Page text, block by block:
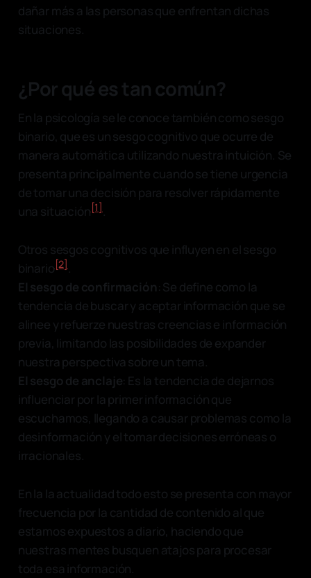
dañar más a las personas que enfrentan dichas
situaciones.
¿Por qué es tan común?
En la psicología se le conoce también como sesgo
binario, que es un sesgo cognitivo que ocurre de
manera automática utilizando nuestra intuición. Se
presenta principalmente cuando se tiene urgencia
de tomar una decisión para resolver rápidamente
una situación[1] .
Otros sesgos cognitivos que influyen en el sesgo
binario[2] .
El sesgo de confirmación: Se define como la
tendencia de buscar y aceptar información que se
alinee y refuerze nuestras creencias e información
previa, limitando las posibilidades de expander
nuestra perspectiva sobre un tema.
El sesgo de anclaje: Es la tendencia de dejarnos
influenciar por la primer información que
escuchamos, llegando a causar problemas como la
desinformación y el tomar decisiones erróneas o
irracionales.
En la la actualidad todo esto se presenta con mayor
frecuencia por la cantidad de contenido al que
estamos expuestos a diario, haciendo que
nuestras mentes busquen atajos para procesar
toda esa información.